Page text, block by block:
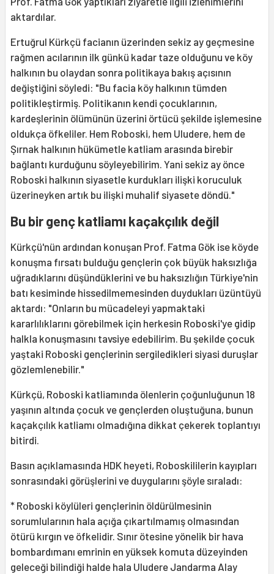
aktardılar.
Ertuğrul Kürkçü facianın üzerinden sekiz ay geçmesine
rağmen acılarının ilk günkü kadar taze olduğunu ve köy
halkının bu olaydan sonra politikaya bakış açısının
değiştiğini söyledi: "Bu facia köy halkının tümden
politikleştirmiş. Politikanın kendi çocuklarının,
kardeşlerinin ölümünün üzerini örtücü şekilde işlemesine
oldukça öfkeliler. Hem Roboski, hem Uludere, hem de
Şırnak halkının hükümetle katliam arasında birebir
bağlantı kurduğunu söyleyebilirim. Yani sekiz ay önce
Roboski halkının siyasetle kurdukları ilişki koruculuk
üzerineyken artık bu ilişki muhalif siyasete döndü."
Bu bir genç katliamı kaçakçılık değil
Kürkçü'nün ardından konuşan Prof. Fatma Gök ise köyde
konuşma fırsatı bulduğu gençlerin çok büyük haksızlığa
uğradıklarını düşündüklerini ve bu haksızlığın Türkiye'nin
batı kesiminde hissedilmemesinden duydukları üzüntüyü
aktardı: "Onların bu mücadeleyi yapmaktaki
kararlılıklarını görebilmek için herkesin Roboski'ye gidip
halkla konuşmasını tavsiye edebilirim. Bu şekilde çocuk
yaştaki Roboski gençlerinin sergiledikleri siyasi duruşlar
gözlemlenebilir."
Kürkçü, Roboski katliamında ölenlerin çoğunluğunun 18
yaşının altında çocuk ve gençlerden oluştuğuna, bunun
kaçakçılık katliamı olmadığına dikkat çekerek toplantıyı
bitirdi.
Basın açıklamasında HDK heyeti, Roboskililerin kayıpları
sonrasındaki görüşlerini ve duygularını şöyle sıraladı:
* Roboski köylüleri gençlerinin öldürülmesinin
sorumlularının hala açığa çıkartılmamış olmasından
ötürü kırgın ve öfkelidir. Sınır ötesine yönelik bir hava
bombardımanı emrinin en yüksek komuta düzeyinden
geleceği bilindiği halde hala Uludere Jandarma Alay